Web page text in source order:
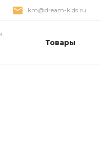
km@dream-kids.ru
Товары